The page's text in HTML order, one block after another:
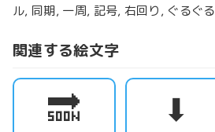
ル, 同期, 一周, 記号, 右回り, ぐるぐる
関連する絵文字
🔜 ⬇